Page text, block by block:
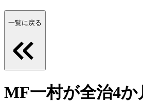
一覧に戻る
MF一村が全治4